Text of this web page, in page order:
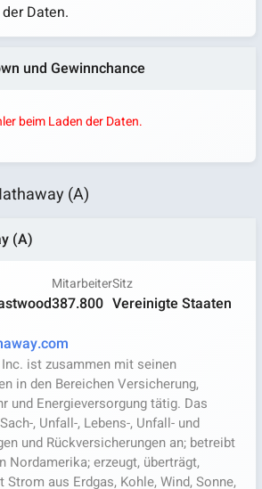
Daten.
und Gewinnchance
beim Laden der Daten.
(A)
(A)
Mitarbeiter
387.800
Sitz
Vereinigte Staaten
ist zusammen mit seinen
in den Bereichen Versicherung,
und Energieversorgung tätig. Das
, Unfall-, Lebens-, Unfall- und
und Rückversicherungen an; betreibt
Nordamerika; erzeugt, überträgt,
aus Erdgas, Kohle, Wind, Sonne,